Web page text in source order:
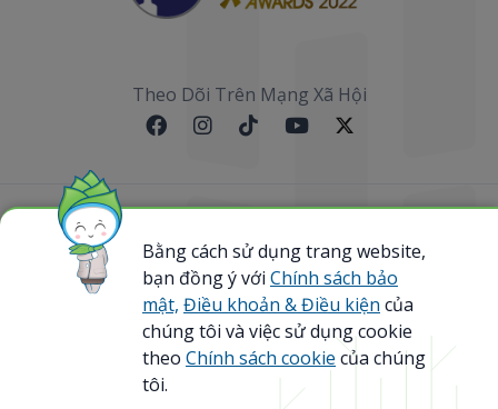
Theo Dõi Trên Mạng Xã Hội
Sơ đồ website
@ 2023 Bamboo Airways Copyright. All Rights
Reserved.
Business Registration Code: 0107867370
Bằng cách sử dụng trang website,
bạn đồng ý với Chính sách bảo
mật, Điều khoản & Điều kiện của
chúng tôi và việc sử dụng cookie
theo Chính sách cookie của chúng
tôi.